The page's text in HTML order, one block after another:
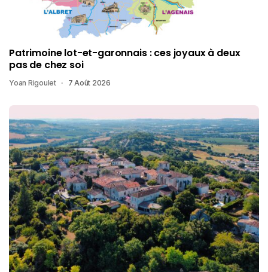
Patrimoine lot-et-garonnais : ces joyaux à deux
pas de chez soi
Yoan Rigoulet 7 Août 2026